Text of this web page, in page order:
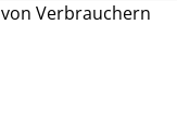
Verbrauchern